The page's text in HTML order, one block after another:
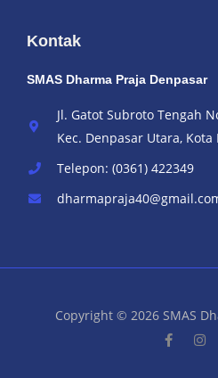
Kontak
SMAS Dharma Praja Denpasar
Jl. Gatot Subroto Tengah
Kec. Denpasar Utara,
Telepon: (0361) 422349
Copyright © 2026 SMAS